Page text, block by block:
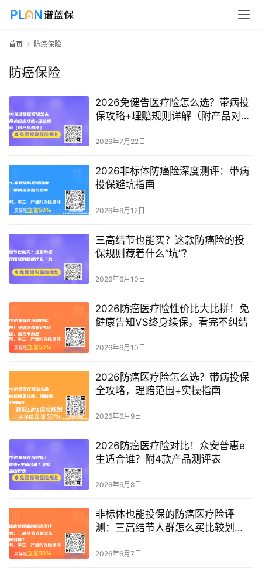
首页 防癌保险
防癌保险
2026免健告医疗险怎么选？带病投
保攻略+理赔规则详解（附产品对
2026年7月22日
2026非标体防癌险深度测评：带病
投保避坑指南
2026年6月12日
三高结节也能买？这款防癌险的投
保规则藏着什么“坑”？
2026年6月10日
2026防癌医疗险性价比大比拼！免
健康告知VS终身续保，看完不纠结
2026年6月10日
2026防癌医疗险怎么选？带病投保
全攻略，理赔范围+实操指南
2026年6月9日
2026防癌医疗险对比！众安普惠e
生适合谁？附4款产品测评表
2026年6月8日
非标体也能投保的防癌医疗险评
测：三高结节人群怎么买比较划
2026年6月7日